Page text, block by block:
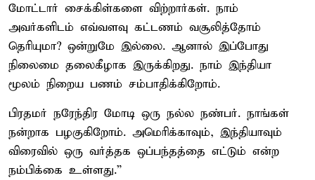
மோட்டார் சைக்கிள்களை விற்றார்கள். நாம்
அவர்களிடம் எவ்வளவு கட்டணம் வசூலித்தோம்
தெரியுமா? ஒன்றுமே இல்லை. ஆனால் இப்போது
நிலைமை தலைகீழாக இருக்கிறது. நாம் இந்தியா
மூலம் நிறைய பணம் சம்பாதிக்கிறோம்.
பிரதமர் நரேந்திர மோடி ஒரு நல்ல நண்பர். நாங்கள்
நன்றாக பழகுகிறோம். அமெரிக்காவும், இந்தியாவும்
விரைவில் ஒரு வர்த்தக ஒப்பந்தத்தை எட்டும் என்ற
நம்பிக்கை உள்ளது.”